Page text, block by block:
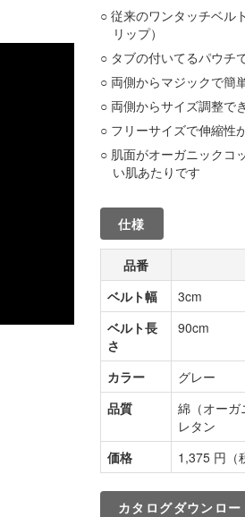
従来のワンタッチベル
リップ）
タブの付いてるパウチ
両側からマジックで簡
両側からサイズ調整で
フリーサイズで伸縮性
肌面がオーガニックコ
い肌あたりです
仕様
品番
ベルト幅
3cm
ベルト長
さ
90cm
カラー
グレー
品質
綿（オーガ
レタン
価格
1,375 円（
カタログダウンロー